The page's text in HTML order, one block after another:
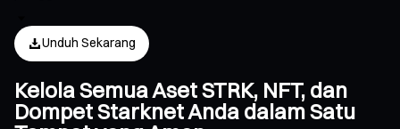
Unduh Sekarang
Kelola Semua Aset STRK, NFT, dan
Dompet Starknet Anda dalam Satu